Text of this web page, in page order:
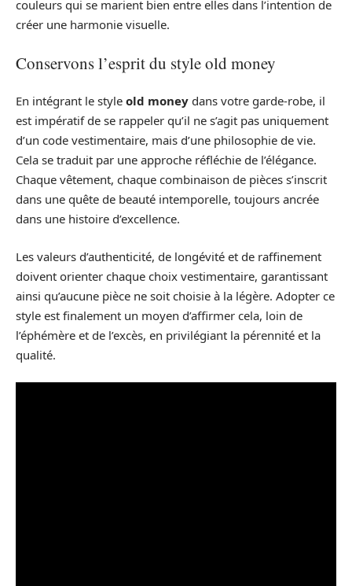
couleurs qui se marient bien entre elles dans l’intention de
créer une harmonie visuelle.
Conservons l’esprit du style old money
En intégrant le style old money dans votre garde-robe, il
est impératif de se rappeler qu’il ne s’agit pas uniquement
d’un code vestimentaire, mais d’une philosophie de vie.
Cela se traduit par une approche réfléchie de l’élégance.
Chaque vêtement, chaque combinaison de pièces s’inscrit
dans une quête de beauté intemporelle, toujours ancrée
dans une histoire d’excellence.
Les valeurs d’authenticité, de longévité et de raffinement
doivent orienter chaque choix vestimentaire, garantissant
ainsi qu’aucune pièce ne soit choisie à la légère. Adopter ce
style est finalement un moyen d’affirmer cela, loin de
l’éphémère et de l’excès, en privilégiant la pérennité et la
qualité.